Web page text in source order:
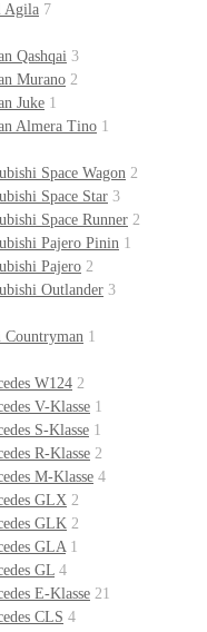
Agila 7
Qashqai 3
Murano 2
Juke 1
Almera Tino 1
Space Wagon 2
Space Star 3
Space Runner 2
Pajero Pinin 1
Pajero 2
Outlander 3
Countryman 1
W124 2
V-Klasse 1
S-Klasse 1
R-Klasse 2
M-Klasse 4
GLX 2
GLK 2
GLA 1
GL 4
E-Klasse 21
CLS 4